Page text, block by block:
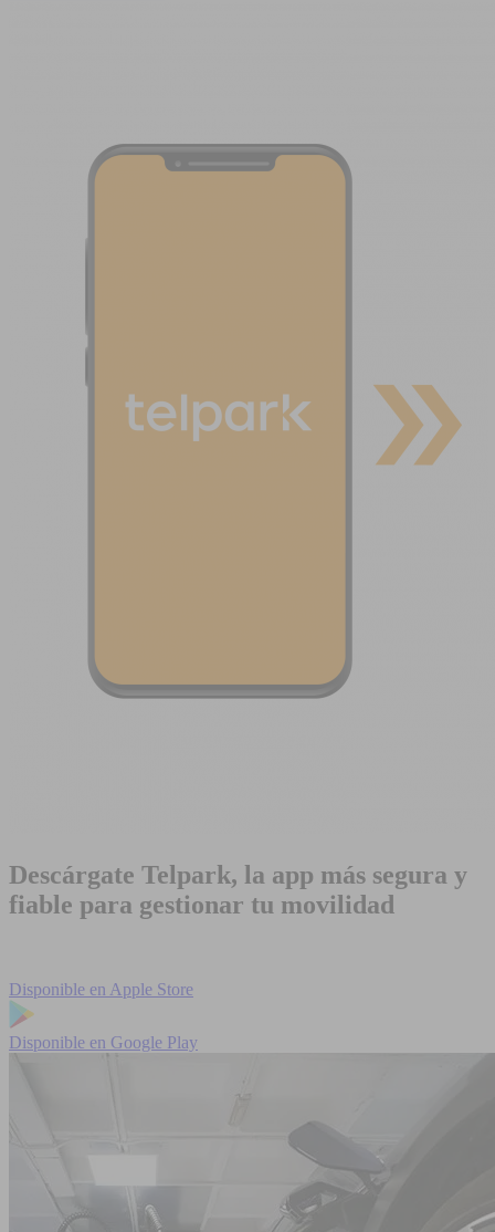
Descárgate Telpark, la app más segura y
fiable para gestionar tu movilidad
Disponible en Apple Store
Disponible en Google Play